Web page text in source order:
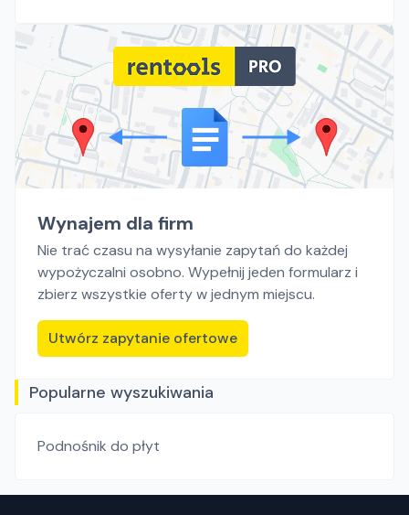
Wynajem dla firm
Nie trać czasu na wysyłanie zapytań do każdej
wypożyczalni osobno. Wypełnij jeden formularz i
zbierz wszystkie oferty w jednym miejscu.
Utwórz zapytanie ofertowe
Popularne wyszukiwania
Podnośnik do płyt